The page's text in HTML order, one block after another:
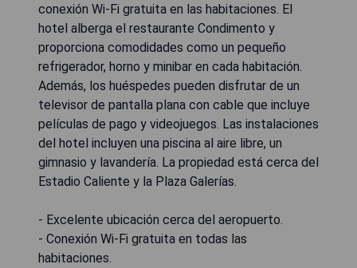
conexión Wi-Fi gratuita en las habitaciones. El
hotel alberga el restaurante Condimento y
proporciona comodidades como un pequeño
refrigerador, horno y minibar en cada habitación.
Además, los huéspedes pueden disfrutar de un
televisor de pantalla plana con cable que incluye
películas de pago y videojuegos. Las instalaciones
del hotel incluyen una piscina al aire libre, un
gimnasio y lavandería. La propiedad está cerca del
Estadio Caliente y la Plaza Galerías.
- Excelente ubicación cerca del aeropuerto.
- Conexión Wi-Fi gratuita en todas las
habitaciones.